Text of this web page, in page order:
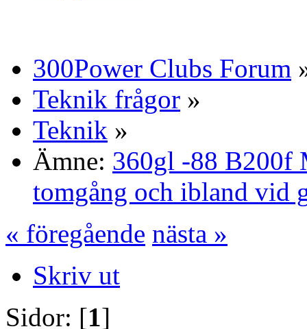
300Power Clubs Forum
Teknik frågor »
Teknik »
Ämne: 360gl -88 B200f
tomgång och ibland vid
« föregående nästa »
Skriv ut
Sidor: [1]